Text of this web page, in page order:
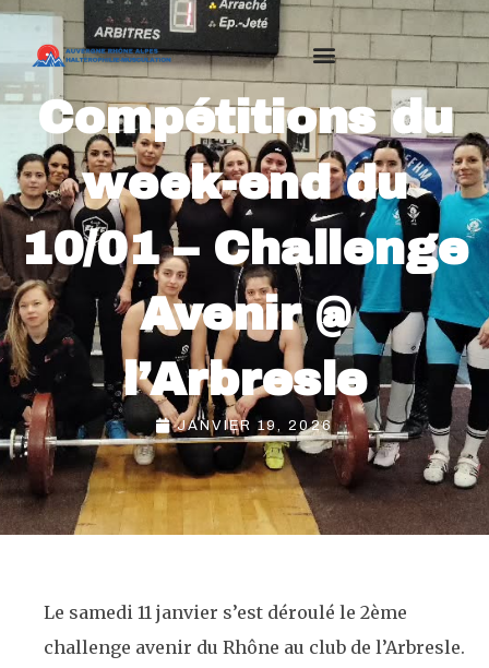
Compétitions du
week-end du
10/01 – Challenge
Avenir @
l’Arbresle
JANVIER 19, 2026
Le samedi 11 janvier s’est déroulé le 2ème
challenge avenir du Rhône au club de l’Arbresle.